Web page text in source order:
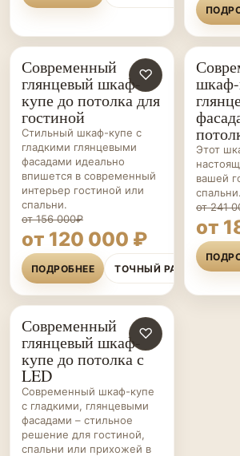
ШКАФЫ-
КУПЕ НА ЗАКАЗ
♡
Современный
глянцевый шкаф-
купе до потолка для
гостиной
Стильный шкаф-купе с
гладкими глянцевыми
фасадами идеально
впишется в современный
интерьер гостиной или
спальни.
от 156 000₽
от 120 000 ₽
ПОДРОБНЕЕ ТОЧНЫЙ РАСЧЁТ
КУПЕ
шкаф-
Этот
вашей
спальни.
от 241
от
ШКАФЫ-
КУПЕ НА ЗАКАЗ
♡
Современный
глянцевый шкаф-
купе до потолка с
LED
Современный шкаф-купе
с гладкими, глянцевыми
фасадами – стильное
решение для гостиной,
спальни или прихожей в